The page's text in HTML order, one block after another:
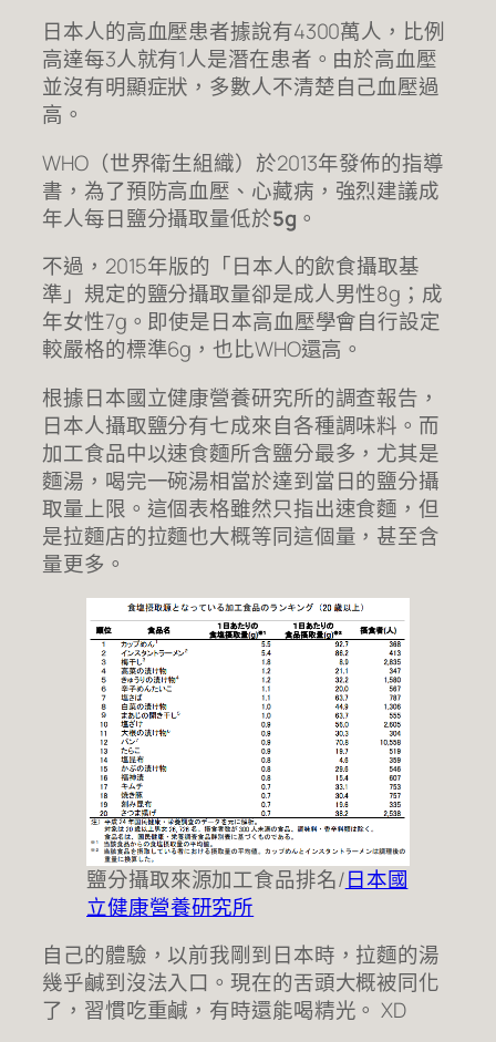
日本人的高血壓患者據說有4300萬人，比例
高達每3人就有1人是潛在患者。由於高血壓
並沒有明顯症狀，多數人不清楚自己血壓過
高。
WHO（世界衛生組織）於2013年發佈的指導
書，為了預防高血壓、心藏病，強烈建議成
年人每日鹽分攝取量低於5g 。
不過，2015年版的「日本人的飲食攝取基
準」規定的鹽分攝取量卻是成人男性8g；成
年女性7g。即使是日本高血壓學會自行設定
較嚴格的標準6g，也比WHO還高。
根據日本國立健康營養研究所的調查報告，
日本人攝取鹽分有七成來自各種調味料。而
加工食品中以速食麵所含鹽分最多，尤其是
麵湯，喝完一碗湯相當於達到當日的鹽分攝
取量上限。這個表格雖然只指出速食麵，但
是拉麵店的拉麵也大概等同這個量，甚至含
量更多。
鹽分攝取來源加工食品排名/日本國
立健康營養研究所
自己的體驗，以前我剛到日本時，拉麵的湯
幾乎鹹到沒法入口。現在的舌頭大概被同化
了，習慣吃重鹹，有時還能喝精光。 XD